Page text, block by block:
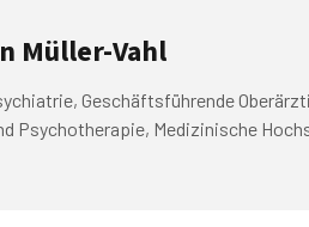
Müller-Vahl
Geschäftsführende
Psychotherapie, Medizinische